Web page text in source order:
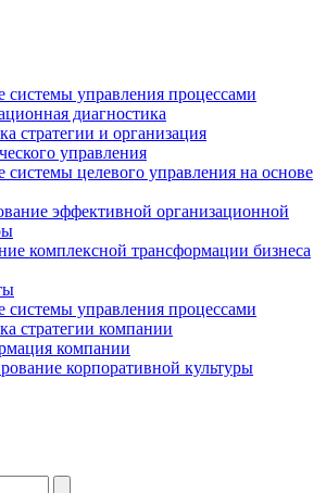
системы управления процессами
диагностика
стратегии и организация
управления
системы целевого управления на основе
эффективной организационной
комплексной трансформации бизнеса
системы управления процессами
стратегии компании
компании
корпоративной культуры